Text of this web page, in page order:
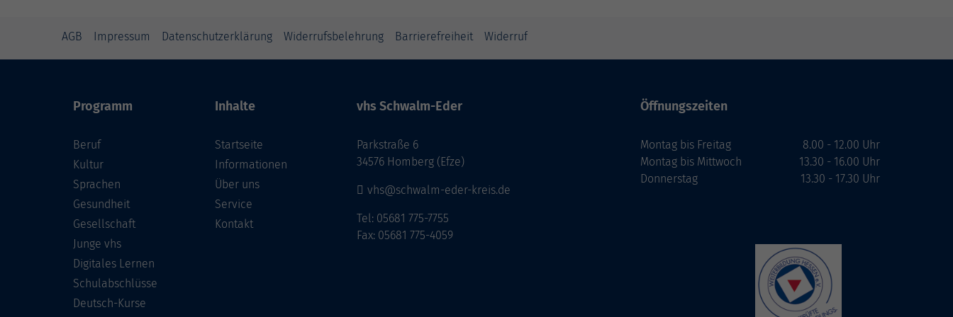
AGB Impressum Datenschutzerklärung Widerrufsbelehrung Barrierefreiheit Widerruf
Programm
Beruf
Kultur
Sprachen
Gesundheit
Gesellschaft
Junge vhs
Digitales Lernen
Schulabschlüsse
Deutsch-Kurse
Inhalte
Startseite
Informationen
Über uns
Service
Kontakt
vhs Schwalm-Eder
Parkstraße 6
34576 Homberg (Efze)
vhs@schwalm-eder-kreis.de
Tel: 05681 775-7755
Fax: 05681 775-4059
Öffnungszeiten
Montag bis Freitag
Montag bis Mittwoch
Donnerstag
8.00 - 12.00 Uhr
13.30 - 16.00 Uhr
13.30 - 17.30 Uhr